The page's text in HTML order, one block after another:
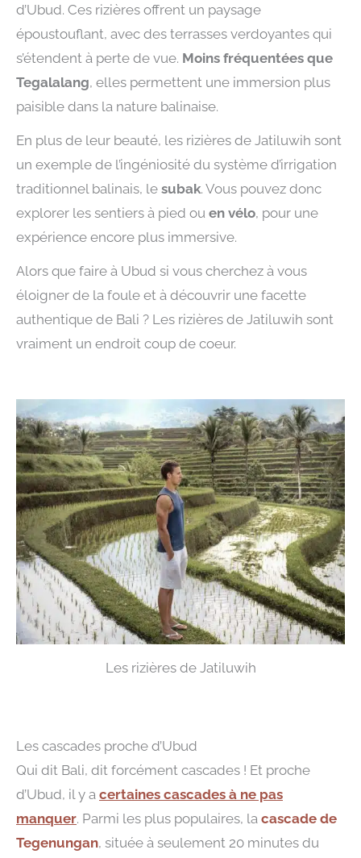
d’Ubud. Ces rizières offrent un paysage
époustouflant, avec des terrasses verdoyantes qui
s’étendent à perte de vue. Moins fréquentées que
Tegalalang, elles permettent une immersion plus
paisible dans la nature balinaise.
En plus de leur beauté, les rizières de Jatiluwih sont
un exemple de l’ingéniosité du système d’irrigation
traditionnel balinais, le subak. Vous pouvez donc
explorer les sentiers à pied ou en vélo, pour une
expérience encore plus immersive.
Alors que faire à Ubud si vous cherchez à vous
éloigner de la foule et à découvrir une facette
authentique de Bali ? Les rizières de Jatiluwih sont
vraiment un endroit coup de coeur.
Les rizières de Jatiluwih
Les cascades proche d’Ubud
Qui dit Bali, dit forcément cascades ! Et proche
d’Ubud, il y a certaines cascades à ne pas
manquer. Parmi les plus populaires, la cascade de
Tegenungan, située à seulement 20 minutes du